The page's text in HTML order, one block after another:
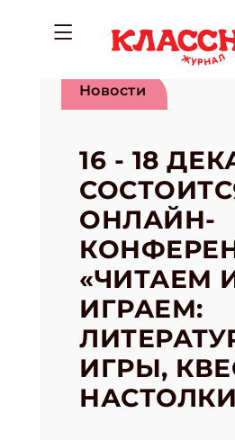
Новости
16 - 18
ОНЛАЙН-
«ЧИТАЕМ
ИГРАЕМ:
ИГРЫ,